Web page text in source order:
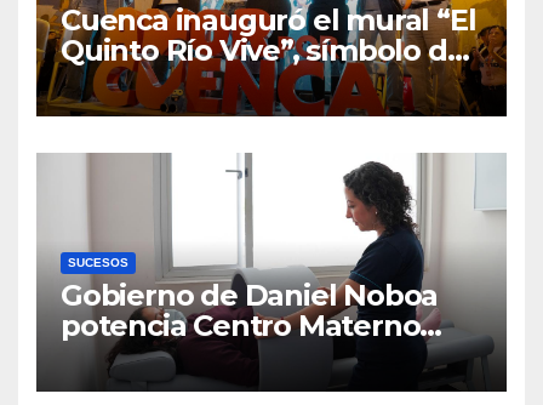
Cuenca inauguró el mural “El
Quinto Río Vive”, símbolo de
la defensa ciudadana del
agua
SUCESOS
Gobierno de Daniel Noboa
potencia Centro Materno
Infantil y Emergencias en
Cuenca con nuevos equipos